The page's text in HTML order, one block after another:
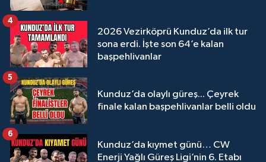
2026 Vezirköprü Kunduz’da ilk tur
sona erdi. İşte son 64’e kalan
başpehlivanlar
4
Kunduz’da olaylı güreş... Çeyrek
finale kalan başpehlivanlar belli oldu
5
Kunduz’da kıymet günü… CW
Enerji Yağlı Güreş Ligi’nin 6. Etabı
6